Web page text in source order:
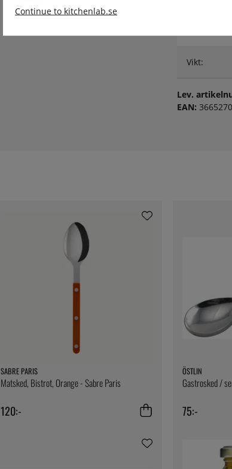
Vikt:
Lev.
EAN:
SABRE PARIS
Matsked, Bistrot, Orange - Sabre Paris
120:-
ÖSTLIN
Gastrosked /
75:-
Continue to kitchenlab.se